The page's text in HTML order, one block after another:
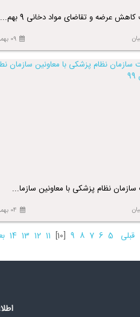
عرضه و تقاضای مواد دخانی 9 بهم...
09 بهمن 1399
نظام پزشکی با معاونین سازما...
04 بهمن 1399
قبلی 5
6
7
8
9
[10]
11
12
13
14